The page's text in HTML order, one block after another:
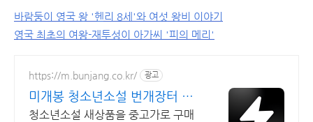
바람둥이 영국 왕 '헨리 8세'와 여섯 왕비 이야기
영국 최초의 여왕-재투성이 아가씨 '피의 메리'
https://m.bunjang.co.kr/ 광고
미개봉 청소년소설 번개장터 국
내 최대 브랜드 중고거래
청소년소설 새상품을 중고가로 구매